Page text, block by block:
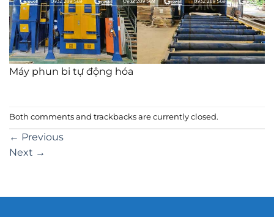
Máy phun bi tự động hóa
Both comments and trackbacks are currently closed.
← Previous
Next →